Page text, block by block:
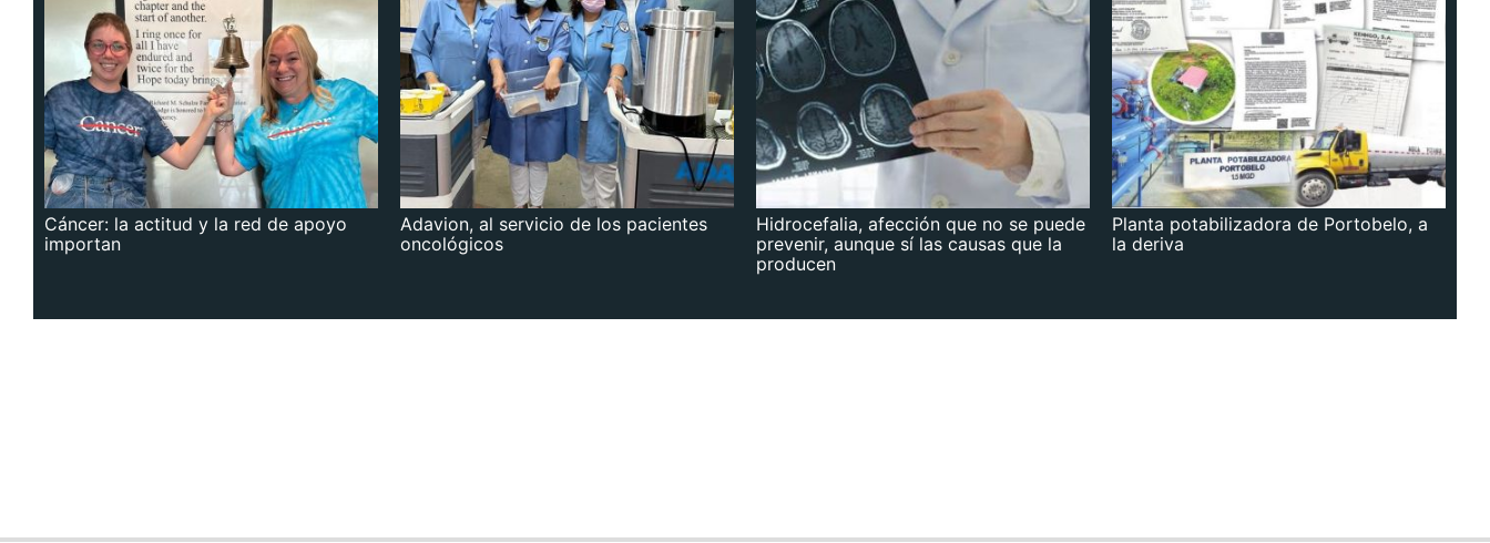
Cáncer: la actitud y la red de apoyo
importan
Adavion, al servicio de los pacientes
oncológicos
Hidrocefalia, afección que no se puede
prevenir, aunque sí las causas que la
producen
Planta potabilizadora de Portobelo, a
la deriva